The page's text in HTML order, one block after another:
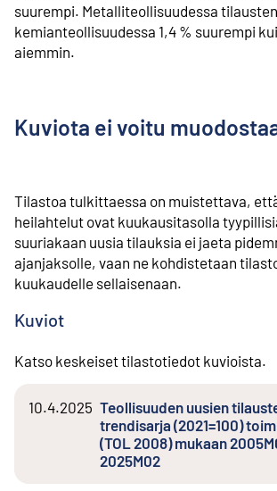
suurempi. Metalliteollisuudessa
kemianteollisuudessa 1,4 % suurempi
aiemmin.
Kuviota ei voitu
Tilastoa tulkittaessa on muistettava,
heilahtelut ovat kuukausitasolla
suuriakaan uusia tilauksia ei jaeta
ajanjaksolle, vaan ne kohdistetaan
kuukaudelle sellaisenaan.
Kuviot
Katso keskeiset tilastotiedot kuvioista.
10.4.2025 Teollisuuden uusien
trendisarja (2021=100)
(TOL 2008) mukaan
2025M02